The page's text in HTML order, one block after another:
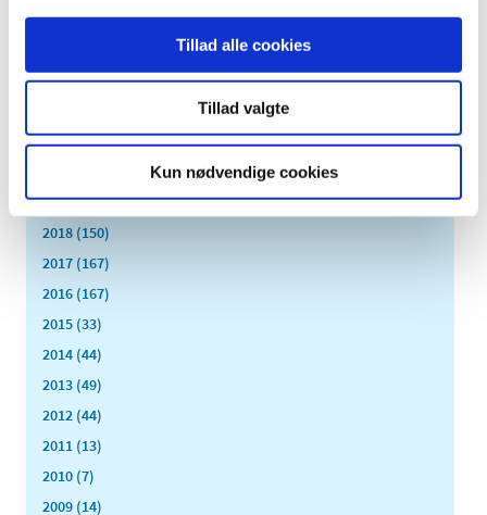
Tillad alle cookies
Tillad valgte
Kun nødvendige cookies
marts (56)
januar (26)
2019 (159)
2018 (150)
2017 (167)
2016 (167)
2015 (33)
2014 (44)
2013 (49)
2012 (44)
2011 (13)
2010 (7)
2009 (14)